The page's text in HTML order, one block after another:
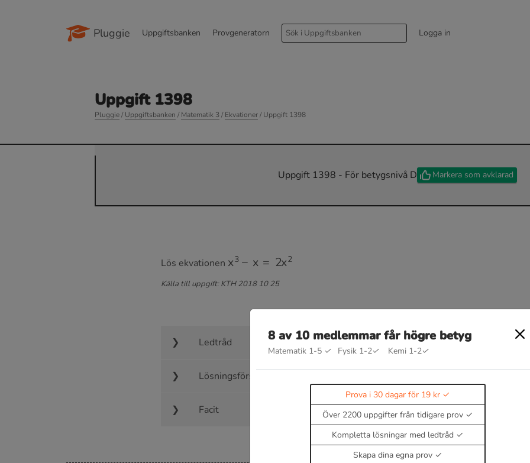
Pluggie Uppgiftsbanken Provgeneratorn Logga in
Uppgift 1398
Pluggie/Uppgiftsbanken /Matematik 3 /Ekvationer/ Uppgift 1398
Uppgift 1398 - För betygsnivå D Markera som avklarad
Lös ekvationen
3 2
Källa till uppgift: KTH 2018 10 25
Ledtråd
Lösningsförslag
Facit
8 av 10 medlemmar får högre betyg
Matematik 1-5 ✓ Fysik 1-2✓ Kemi 1-2✓
Prova i 30 dagar för 19 kr
Över 2200 uppgifter från tidigare prov
Kompletta lösningar med ledtråd
Skapa dina egna prov